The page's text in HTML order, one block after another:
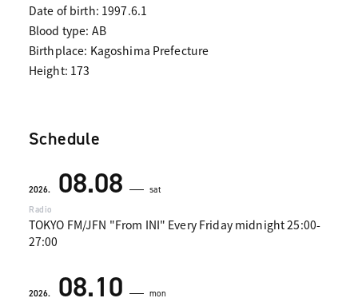
Date of birth: 1997.6.1
Blood type: AB
Birthplace: Kagoshima Prefecture
Height: 173
Schedule
2026. 08.08
sat
Radio
TOKYO FM/JFN "From INI" Every Friday midnight 25:00-
27:00
2026. 08.10
mon